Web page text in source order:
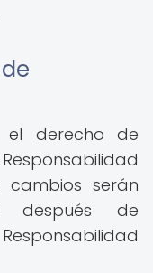
el derecho de
cambios serán
después de